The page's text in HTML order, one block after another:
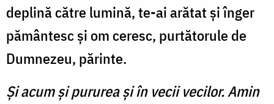
deplină către lumină, te-ai arătat şi înger
pământesc şi om ceresc, purtătorule de
Dumnezeu, părinte.
Şi acum şi pururea şi în vecii vecilor. Amin